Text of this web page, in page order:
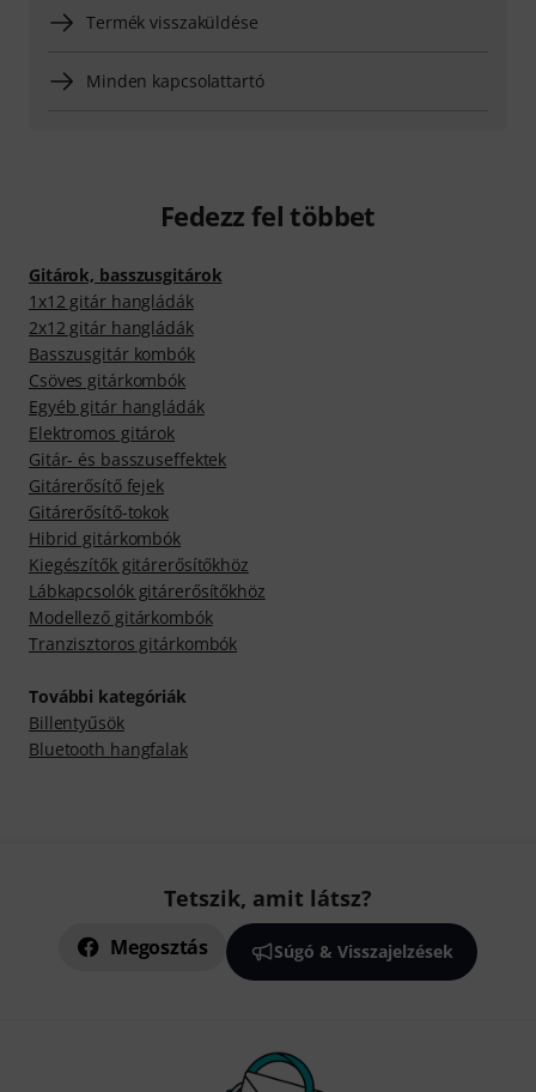
Termék visszaküldése
Minden kapcsolattartó
Fedezz fel többet
Gitárok, basszusgitárok
1x12 gitár hangládák
2x12 gitár hangládák
Basszusgitár kombók
Csöves gitárkombók
Egyéb gitár hangládák
Elektromos gitárok
Gitár- és basszuseffektek
Gitárerősítő fejek
Gitárerősítő-tokok
Hibrid gitárkombók
Kiegészítők gitárerősítőkhöz
Lábkapcsolók gitárerősítőkhöz
Modellező gitárkombók
Tranzisztoros gitárkombók
További kategóriák
Billentyűsök
Bluetooth hangfalak
Tetszik, amit látsz?
Megosztás Súgó & Visszajelzések